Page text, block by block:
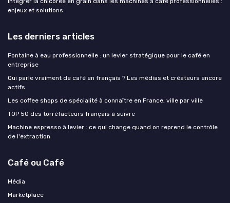
enjeux et solutions
Les derniers articles
Fontaine à eau professionnelle : un levier stratégique pour le café en
entreprise
Qui parle vraiment de café en français ? Les médias et créateurs encore
actifs
Les coffee shops de spécialité à connaître en France, ville par ville
TOP 50 des torréfacteurs français à suivre
Machine espresso à levier : ce qui change quand on reprend le contrôle
de l'extraction
Café ou Café
Média
Marketplace